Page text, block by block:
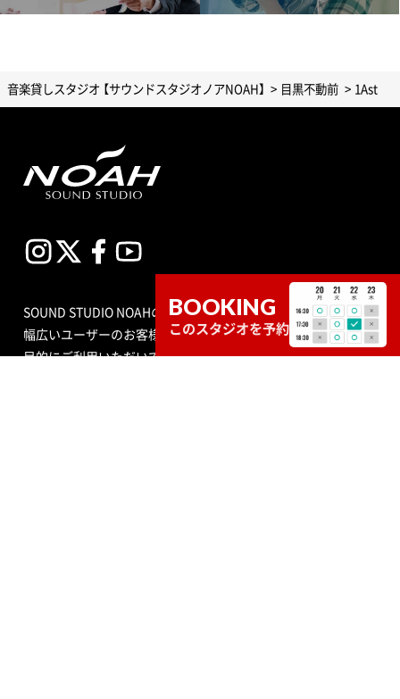
BOOKING
このスタジオを予約
音楽貸しスタジオ 【サウンドスタジオノアNOAH】 目黒不動前 1Ast
SOUND STUDIO NOAHのスタジオは、プロからアマチュアまで
幅広いユーザーのお客様が練習室として平日、土日祝問わず多
目的にご利用いただいています。スタジオの種類も個人練習用